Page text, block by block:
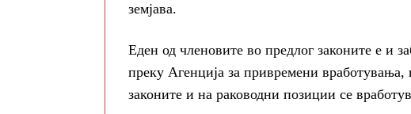
земјава.
Еден од членовите во предлог законите е и
преку Агенција за привремени вработувања,
законите и на раководни позиции се